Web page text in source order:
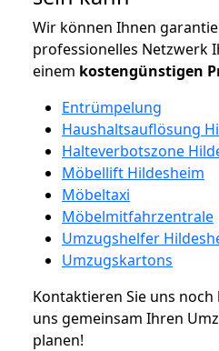
Wir können Ihnen
professionelles Netzwerk
einem kostengünstigen
Entrümpelung
Haushaltsauflösung
Halteverbotszone
Möbellift Hildesheim
Möbeltaxi
Möbelmitfahrzentrale
Umzugshelfer
Umzugskartons
Kontaktieren Sie uns noch
uns gemeinsam Ihren
planen!